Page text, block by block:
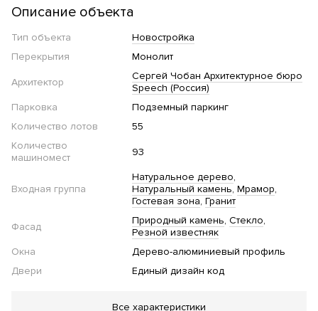
Описание объекта
Тип объекта
Новостройка
Перекрытия
Монолит
Архитектор
Сергей Чобан Архитектурное бюро
Speech (Россия)
Парковка
Подземный паркинг
Количество лотов
55
Количество
машиномест
93
Входная группа
Натуральное дерево
Натуральный камень Мрамор
Гостевая зона Гранит
Фасад Природный камень Стекло
Резной известняк
Окна
Дерево-алюминиевый профиль
Двери
Единый дизайн код
Все характеристики